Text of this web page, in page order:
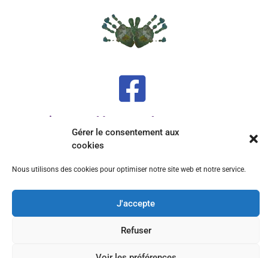
Gérer le consentement aux
cookies
Nous utilisons des cookies pour optimiser notre site web et notre service.
J'accepte
Refuser
Aujourd'hui et deux mains
Contactez-moi
Vie Privée